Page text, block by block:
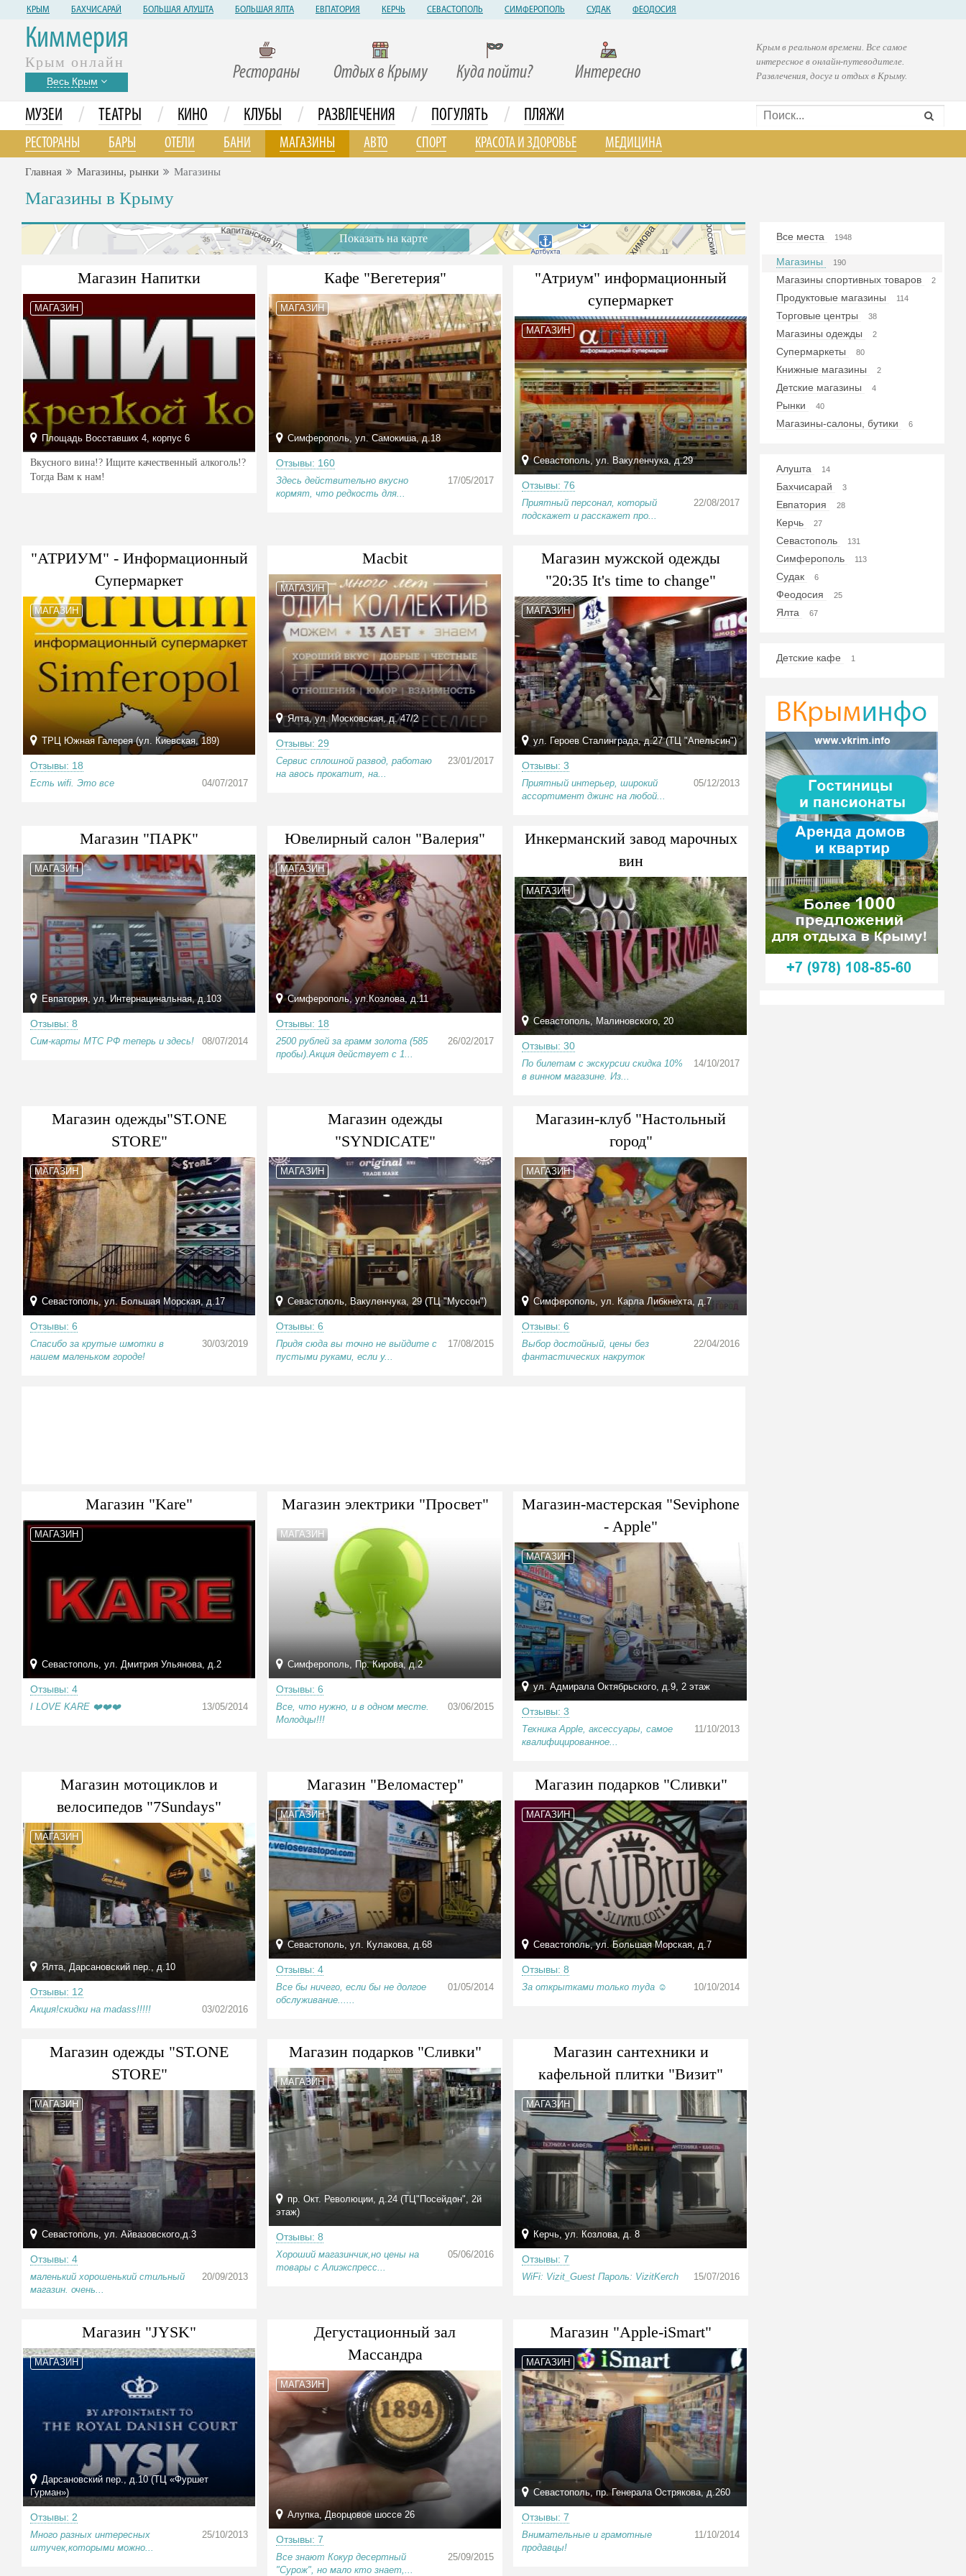
КРЫМ БАХЧИСАРАЙ БОЛЬШАЯ АЛУШТА БОЛЬШАЯ ЯЛТА ЕВПАТОРИЯ КЕРЧЬ СЕВАСТОПОЛЬ СИМФЕРОПОЛЬ СУДАК ФЕОДОСИЯ
Киммерия
Крым онлайн
Весь Крым Рестораны Отдых в Крыму Куда пойти? Интересно
Крым в реальном времени. Все самое
интересное в онлайн-путеводителе.
Развлечения, досуг и отдых в Крыму.
МУЗЕИ / ТЕАТРЫ / КИНО / КЛУБЫ / РАЗВЛЕЧЕНИЯ / ПОГУЛЯТЬ / ПЛЯЖИ
РЕСТОРАНЫ БАРЫ ОТЕЛИ БАНИ МАГАЗИНЫ АВТО СПОРТ КРАСОТА И ЗДОРОВЬЕ МЕДИЦИНА
Главная Магазины, рынки Магазины
Магазины в Крыму
Показать на карте
Магазин Напитки
МАГАЗИН
Площадь Восставших 4, корпус 6
Вкусного вина!? Ищите качественный алкоголь!?
Тогда Вам к нам!
Кафе "Вегетерия"
МАГАЗИН
Симферополь, ул. Самокиша, д.18
Отзывы: 160
Здесь действительно вкусно
кормят, что редкость для...
17/05/2017
"Атриум" информационный
супермаркет
МАГАЗИН
Севастополь, ул. Вакуленчука, д.29
Отзывы: 76
Приятный персонал, который
подскажет и расскажет про...
22/08/2017
"АТРИУМ" - Информационный
Супермаркет
МАГАЗИН
ТРЦ Южная Галерея (ул. Киевская, 189)
Отзывы: 18
Есть wifi. Это все 04/07/2017
Macbit
МАГАЗИН
Ялта, ул. Московская, д. 47/2
Отзывы: 29
Сервис сплошной развод, работаю
на авось прокатит, на...
23/01/2017
Магазин мужской одежды
"20:35 It's time to change"
МАГАЗИН
ул. Героев Сталинграда, д.27 (ТЦ "Апельсин")
Отзывы: 3
Приятный интерьер, широкий
ассортимент джинс на любой...
05/12/2013
Магазин "ПАРК"
МАГАЗИН
Евпатория, ул. Интернацинальная, д.103
Отзывы: 8
Сим-карты МТС РФ теперь и здесь! 08/07/2014
Ювелирный салон "Валерия"
МАГАЗИН
Симферополь, ул.Козлова, д.11
Отзывы: 18
2500 рублей за грамм золота (585
пробы).Акция действует с 1...
26/02/2017
Инкерманский завод марочных
вин
МАГАЗИН
Севастополь, Малиновского, 20
Отзывы: 30
По билетам с экскурсии скидка 10%
в винном магазине. Из...
14/10/2017
Магазин одежды"ST.ONE
STORE"
МАГАЗИН
Севастополь, ул. Большая Морская, д.17
Отзывы: 6
Спасибо за крутые шмотки в
нашем маленьком городе!
30/03/2019
Магазин одежды
"SYNDICATE"
МАГАЗИН
Севастополь, Вакуленчука, 29 (ТЦ "Муссон")
Отзывы: 6
Придя сюда вы точно не выйдите с
пустыми руками, если у...
17/08/2015
Магазин-клуб "Настольный
город"
МАГАЗИН
Симферополь, ул. Карла Либкнехта, д.7
Отзывы: 6
Выбор достойный, цены без
фантастических накруток
22/04/2016
Магазин "Kare"
МАГАЗИН
Севастополь, ул. Дмитрия Ульянова, д.2
Отзывы: 4
I LOVE KARE ❤️❤️❤️ 13/05/2014
Магазин электрики "Просвет"
МАГАЗИН
Симферополь, Пр. Кирова, д.2
Отзывы: 6
Все, что нужно, и в одном месте.
Молодцы!!!
03/06/2015
Магазин-мастерская "Seviphone
- Apple"
МАГАЗИН
ул. Адмирала Октябрьского, д.9, 2 этаж
Отзывы: 3
Техника Apple, аксессуары, самое
квалифицированное...
11/10/2013
Магазин мотоциклов и
велосипедов "7Sundays"
МАГАЗИН
Ялта, Дарсановский пер., д.10
Отзывы: 12
Акция!скидки на madass!!!!! 03/02/2016
Магазин "Веломастер"
МАГАЗИН
Севастополь, ул. Кулакова, д.68
Отзывы: 4
Все бы ничего, если бы не долгое
обслуживание......
01/05/2014
Магазин подарков "Сливки"
МАГАЗИН
Севастополь, ул. Большая Морская, д.7
Отзывы: 8
За открытками только туда ☺️ 10/10/2014
Магазин одежды "ST.ONE
STORE"
МАГАЗИН
Севастополь, ул. Айвазовского,д.3
Отзывы: 4
маленький хорошенький стильный
магазин. очень...
20/09/2013
Магазин подарков "Сливки"
МАГАЗИН
пр. Окт. Революции, д.24 (ТЦ"Посейдон", 2й
этаж)
Отзывы: 8
Хороший магазинчик,но цены на
товары с Алиэкспресс...
05/06/2016
Магазин сантехники и
кафельной плитки "Визит"
МАГАЗИН
Керчь, ул. Козлова, д. 8
Отзывы: 7
WiFi: Vizit_Guest Пароль: VizitKerch 15/07/2016
Магазин "JYSK"
МАГАЗИН
Дарсановский пер., д.10 (ТЦ «Фуршет
Гурман»)
Отзывы: 2
Много разных интересных
штучек,которыми можно...
25/10/2013
Дегустационный зал
Массандра
МАГАЗИН
Алупка, Дворцовое шоссе 26
Отзывы: 7
Все знают Кокур десертный
"Сурож", но мало кто знает,...
25/09/2015
Магазин "Apple-iSmart"
МАГАЗИН
Севастополь, пр. Генерала Острякова, д.260
Отзывы: 7
Внимательные и грамотные
продавцы!
11/10/2014
Все места 1948
Магазины 190
Магазины спортивных товаров 2
Продуктовые магазины 114
Торговые центры 38
Магазины одежды 2
Супермаркеты 80
Книжные магазины 2
Детские магазины 4
Рынки 40
Магазины-салоны, бутики 6
Алушта 14
Бахчисарай 3
Евпатория 28
Керчь 27
Севастополь 131
Симферополь 113
Судак 6
Феодосия 25
Ялта 67
Детские кафе 1